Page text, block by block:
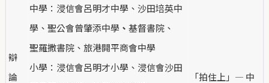
辯
論
中學：浸信會呂明才中學、沙田培英中
學、聖公會曾肇添中學 、 基督書院、
聖羅撒書院、旅港開平商會中學
小學：浸信會呂明才小學、浸信會沙田
「拍住上」— 中